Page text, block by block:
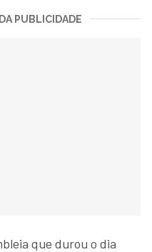
PUBLICIDADE
que durou o dia